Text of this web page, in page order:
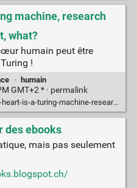
machine, research
what?
humain peut être
!
· humain
GMT+2 * · permalink
research-on-xbox-360-shows-wait-what/
des ebooks
mais pas seulement